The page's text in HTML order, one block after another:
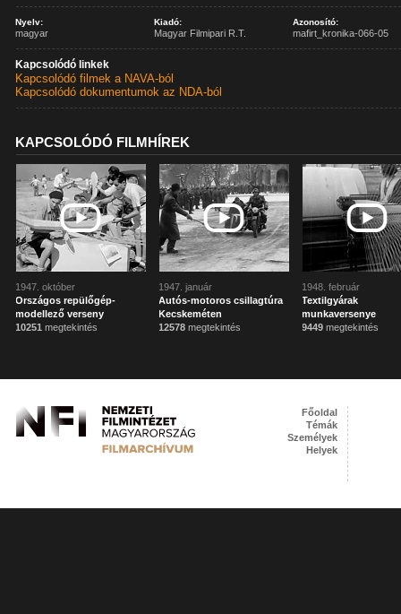
Nyelv:
magyar
Kiadó:
Magyar Filmipari R.T.
Azonosító:
mafirt_kronika-066-05
Kapcsolódó linkek
Kapcsolódó filmek a NAVA-ból
Kapcsolódó dokumentumok az NDA-ból
KAPCSOLÓDÓ FILMHÍREK
1947. október
Országos repülőgép-
modellező verseny
10251 megtekintés
1947. január
Autós-motoros csillagtúra
Kecskeméten
12578 megtekintés
1948. február
Textilgyárak
munkaversenye
9449 megtekintés
Főoldal
Témák
Személyek
Helyek